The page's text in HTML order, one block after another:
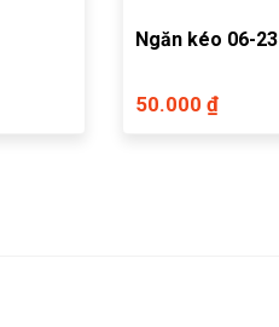
Ngăn kéo 06-23
50.000 ₫